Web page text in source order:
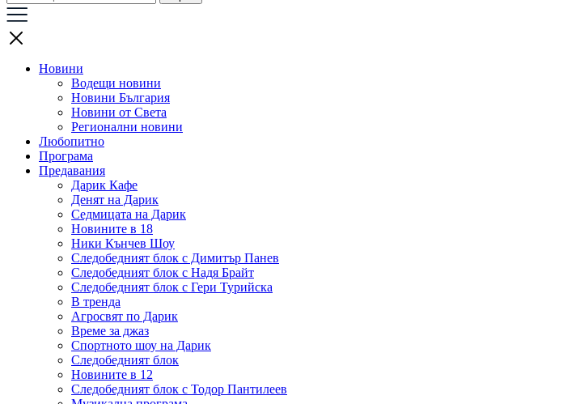
Новини
Водещи новини
Новини България
Новини от Света
Регионални новини
Любопитно
Програма
Предавания
Дарик Кафе
Денят на Дарик
Седмицата на Дарик
Новините в 18
Ники Кънчев Шоу
Следобедният блок с Димитър Панев
Следобедният блок с Надя Брайт
Следобедният блок с Гери Турийска
В тренда
Агросвят по Дарик
Време за джаз
Спортното шоу на Дарик
Следобедният блок
Новините в 12
Следобедният блок с Тодор Пантилеев